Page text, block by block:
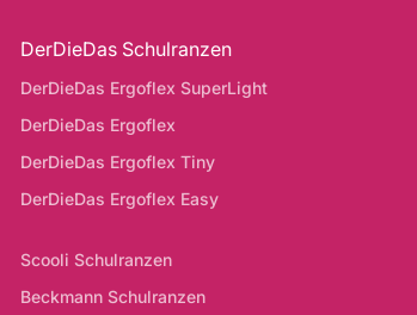
DerDieDas Schulranzen
DerDieDas Ergoflex SuperLight
DerDieDas Ergoflex
DerDieDas Ergoflex Tiny
DerDieDas Ergoflex Easy
Scooli Schulranzen
Beckmann Schulranzen